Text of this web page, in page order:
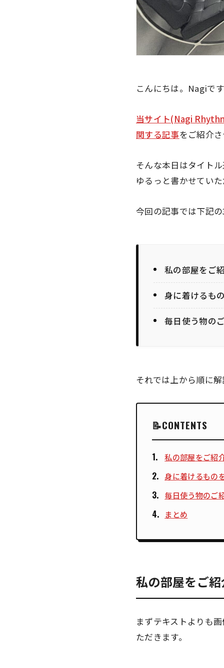
こんにちは。Nagiで
当サイト(Nagi
関する記事をご紹介
そんな本日はタイト
ゆるっと書かせてい
今回の記事では下記
私の部屋をご
身に着けるも
毎日使う物の
それでは上から順に
CONTENTS
私の部屋をご紹
身に着けるもの
毎日使う物のご
まとめ
私の部屋をご
まずテキストよりも
ただきます。